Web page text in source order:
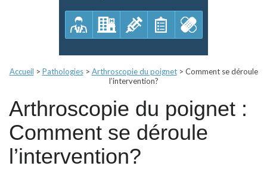
Accueil > Pathologies> Arthroscopie du poignet> Comment se déroule
l’intervention?
Arthroscopie du poignet :
Comment se déroule
l’intervention?